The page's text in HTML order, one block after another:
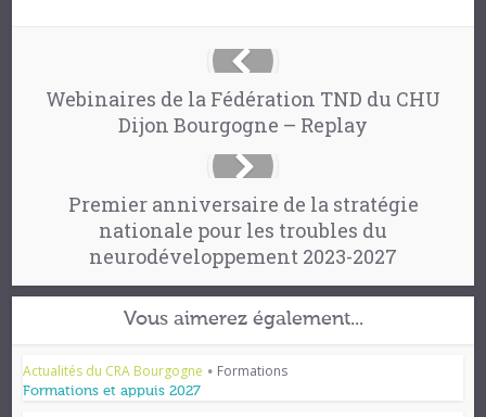
Webinaires de la Fédération TND du CHU
Dijon Bourgogne – Replay
Premier anniversaire de la stratégie
nationale pour les troubles du
neurodéveloppement 2023-2027
Vous aimerez également...
Actualités du CRA Bourgogne • Formations
Formations et appuis 2027